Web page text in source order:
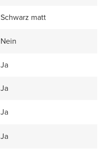
Schwarz matt
Nein
Ja
Ja
Ja
Ja